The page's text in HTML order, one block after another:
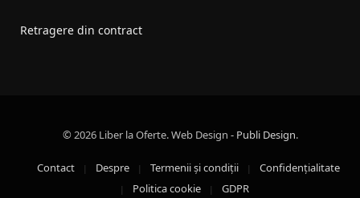
Retragere din contract
© 2026 Liber la Oferte. Web Design - Publi Design.
Contact Despre Termenii şi condiţii
Confidenţialitate
Politica cookie
GDPR